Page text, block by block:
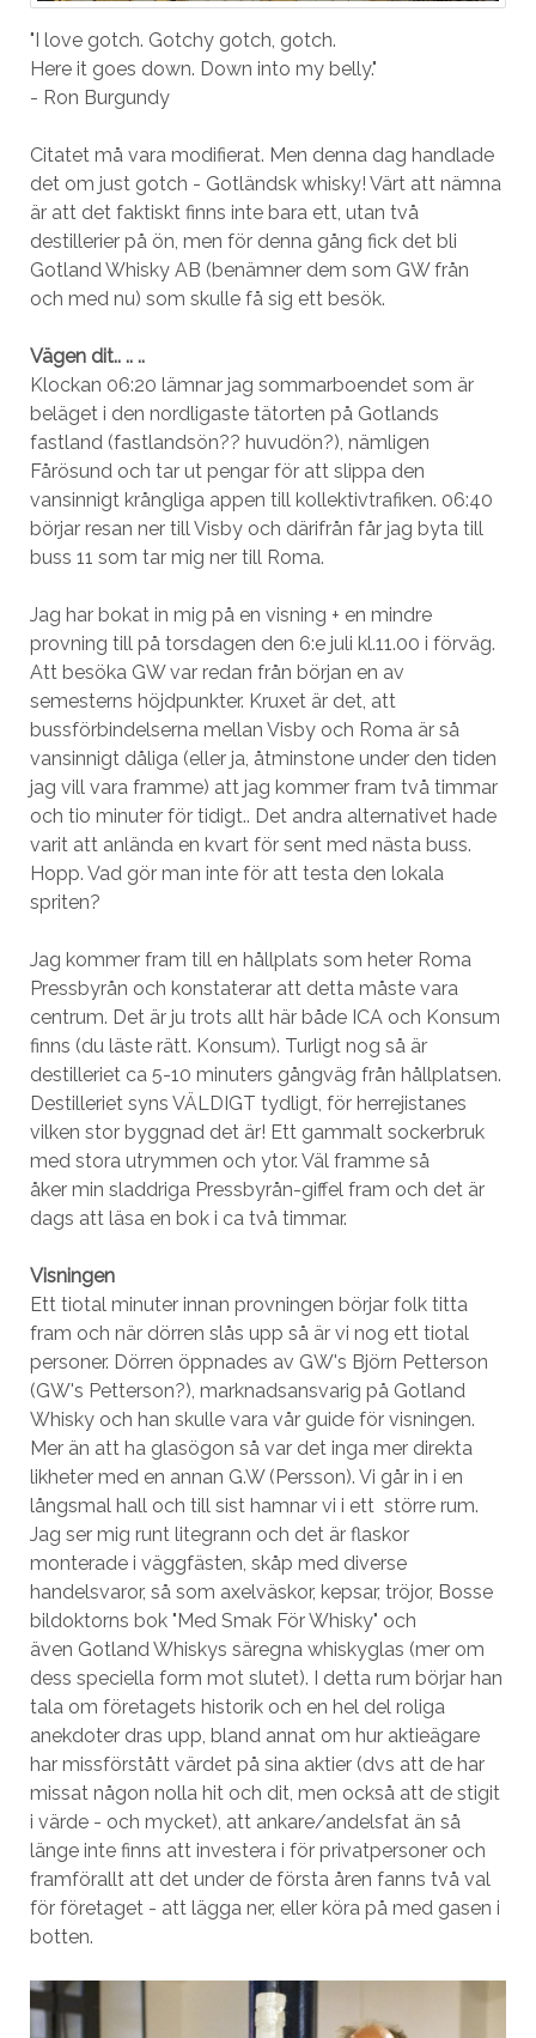
"I love gotch. Gotchy gotch, gotch.
Here it goes down. Down into my belly."
- Ron Burgundy
Citatet må vara modifierat. Men denna dag handlade
det om just gotch - Gotländsk whisky! Värt att nämna
är att det faktiskt finns inte bara ett, utan två
destillerier på ön, men för denna gång fick det bli
Gotland Whisky AB (benämner dem som GW från
och med nu) som skulle få sig ett besök.
Vägen dit.. .. ..
Klockan 06:20 lämnar jag sommarboendet som är
beläget i den nordligaste tätorten på Gotlands
fastland (fastlandsön?? huvudön?), nämligen
Fårösund och tar ut pengar för att slippa den
vansinnigt krångliga appen till kollektivtrafiken. 06:40
börjar resan ner till Visby och därifrån får jag byta till
buss 11 som tar mig ner till Roma.
Jag har bokat in mig på en visning + en mindre
provning till på torsdagen den 6:e juli kl.11.00 i förväg.
Att besöka GW var redan från början en av
semesterns höjdpunkter. Kruxet är det, att
bussförbindelserna mellan Visby och Roma är så
vansinnigt dåliga (eller ja, åtminstone under den tiden
jag vill vara framme) att jag kommer fram två timmar
och tio minuter för tidigt.. Det andra alternativet hade
varit att anlända en kvart för sent med nästa buss.
Hopp. Vad gör man inte för att testa den lokala
spriten?
Jag kommer fram till en hållplats som heter Roma
Pressbyrån och konstaterar att detta måste vara
centrum. Det är ju trots allt här både ICA och Konsum
finns (du läste rätt. Konsum). Turligt nog så är
destilleriet ca 5-10 minuters gångväg från hållplatsen.
Destilleriet syns VÄLDIGT tydligt, för herrejistanes
vilken stor byggnad det är! Ett gammalt sockerbruk
med stora utrymmen och ytor. Väl framme så
åker min sladdriga Pressbyrån-giffel fram och det är
dags att läsa en bok i ca två timmar.
Visningen
Ett tiotal minuter innan provningen börjar folk titta
fram och när dörren slås upp så är vi nog ett tiotal
personer. Dörren öppnades av GW's Björn Petterson
(GW's Petterson?), marknadsansvarig på Gotland
Whisky och han skulle vara vår guide för visningen.
Mer än att ha glasögon så var det inga mer direkta
likheter med en annan G.W (Persson). Vi går in i en
långsmal hall och till sist hamnar vi i ett större rum.
Jag ser mig runt litegrann och det är flaskor
monterade i väggfästen, skåp med diverse
handelsvaror, så som axelväskor, kepsar, tröjor, Bosse
bildoktorns bok "Med Smak För Whisky" och
även Gotland Whiskys säregna whiskyglas (mer om
dess speciella form mot slutet). I detta rum börjar han
tala om företagets historik och en hel del roliga
anekdoter dras upp, bland annat om hur aktieägare
har missförstått värdet på sina aktier (dvs att de har
missat någon nolla hit och dit, men också att de stigit
i värde - och mycket), att ankare/andelsfat än så
länge inte finns att investera i för privatpersoner och
framförallt att det under de första åren fanns två val
för företaget - att lägga ner, eller köra på med gasen i
botten.